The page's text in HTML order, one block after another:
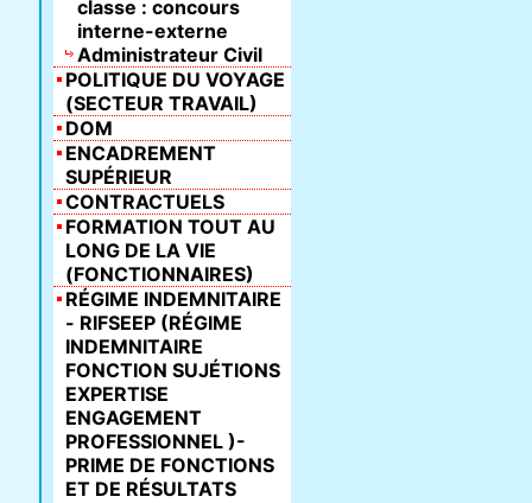
classe : concours
interne-externe
Administrateur Civil
POLITIQUE DU VOYAGE
(SECTEUR TRAVAIL)
DOM
ENCADREMENT
SUPÉRIEUR
CONTRACTUELS
FORMATION TOUT AU
LONG DE LA VIE
(FONCTIONNAIRES)
RÉGIME INDEMNITAIRE
- RIFSEEP (RÉGIME
INDEMNITAIRE
FONCTION SUJÉTIONS
EXPERTISE
ENGAGEMENT
PROFESSIONNEL )-
PRIME DE FONCTIONS
ET DE RÉSULTATS